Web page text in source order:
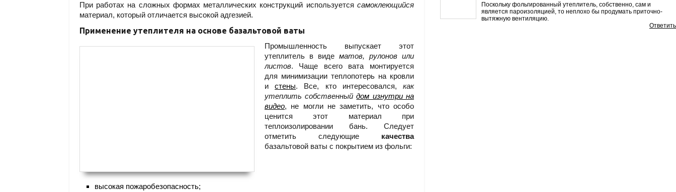
При работах на сложных формах металлических конструкций используется самоклеющийся
материал, который отличается высокой адгезией.
Применение утеплителя на основе базальтовой ваты
Промышленность выпускает этот
утеплитель в виде матов, рулонов или
листов. Чаще всего вата монтируется
для минимизации теплопотерь на кровли
истены. Все, кто интересовался, как
утеплить собственныйдом изнутри на
видео, не могли не заметить, что особо
ценится этот материал при
теплоизолировании бань. Следует
отметить следующие качества
базальтовой ваты с покрытием из фольги:
высокая пожаробезопасность;
Поскольку фольгированный утеплитель, собственно, сам и
является пароизоляцией, то неплохо бы продумать приточно-
вытяжную вентиляцию.
Ответить